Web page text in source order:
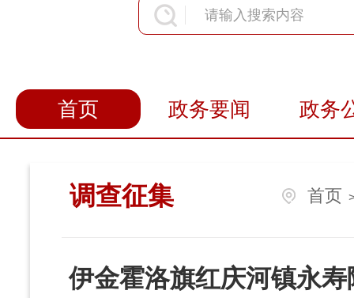
首页 政务要闻
政务
调查征集 首页
伊金霍洛旗红庆河镇永